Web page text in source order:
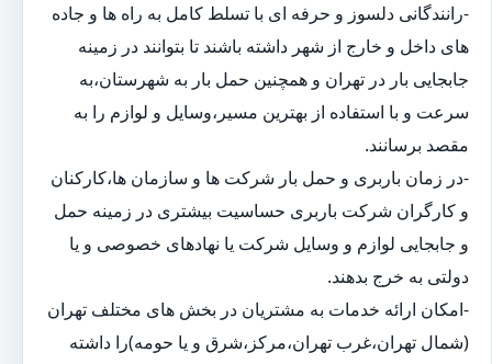
-رانندگانی دلسوز و حرفه ای با تسلط کامل به راه ها و جاده
های داخل و خارج از شهر داشته باشند تا بتوانند در زمینه
جابجایی بار در تهران و همچنین حمل بار به شهرستان،به
سرعت و با استفاده از بهترین مسیر،وسایل و لوازم را به
مقصد برسانند.
-در زمان باربری و حمل بار شرکت ها و سازمان ها،کارکنان
و کارگران شرکت باربری حساسیت بیشتری در زمینه حمل
و جابجایی لوازم و وسایل شرکت یا نهادهای خصوصی و یا
دولتی به خرج بدهند.
-امکان ارائه خدمات به مشتریان در بخش های مختلف تهران
(شمال تهران،غرب تهران،مرکز،شرق و یا حومه)را داشته